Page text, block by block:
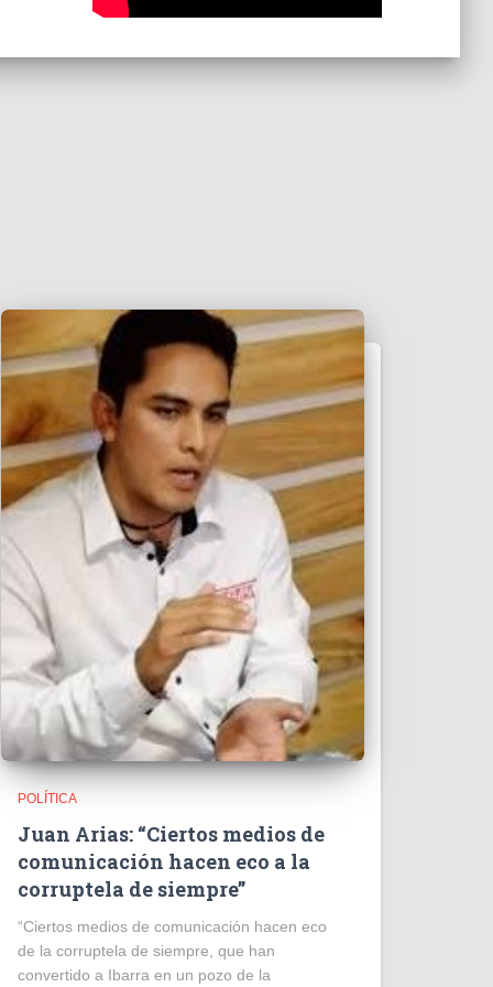
POLÍTICA
Juan Arias: “Ciertos medios de
comunicación hacen eco a la
corruptela de siempre”
“Ciertos medios de comunicación hacen eco
de la corruptela de siempre, que han
convertido a Ibarra en un pozo de la